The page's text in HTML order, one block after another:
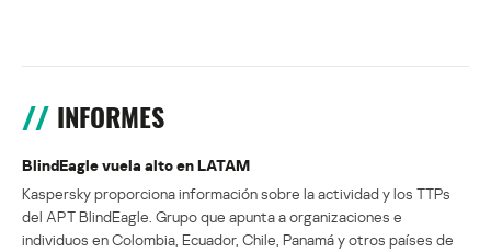
INFORMES
BlindEagle vuela alto en LATAM
Kaspersky proporciona información sobre la actividad y los TTPs
del APT BlindEagle. Grupo que apunta a organizaciones e
individuos en Colombia, Ecuador, Chile, Panamá y otros países de